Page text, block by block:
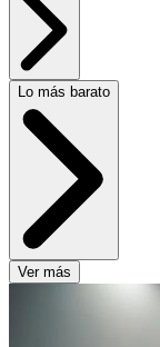
Lo más barato
Ver más